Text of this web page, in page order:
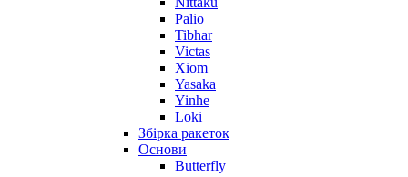
Palio
Tibhar
Victas
Xiom
Yasaka
Yinhe
Loki
Збірка ракеток
Основи
Butterfly